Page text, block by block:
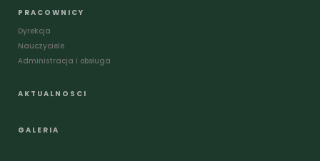
PRACOWNICY
Dyrekcja
Nauczyciele
Administracja i obsługa
AKTUALNOSCI
GALERIA